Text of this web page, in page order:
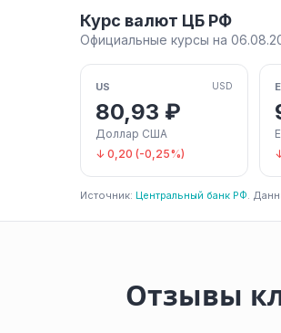
Курс валют ЦБ РФ
Официальные курсы на
US USD
80,93 ₽
Доллар США
↓ 0,20 (-0,25%)
Источник: Центральный банк РФ.
Отзывы